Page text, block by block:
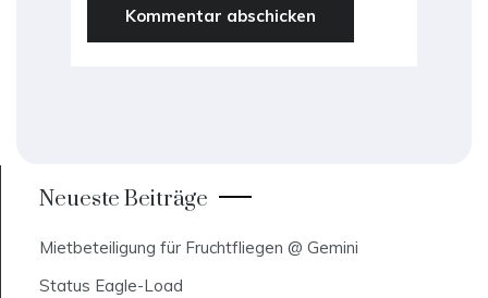
Neueste Beiträge
Mietbeteiligung für Fruchtfliegen @ Gemini
Status Eagle-Load